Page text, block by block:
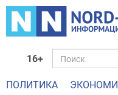
16+
ПОЛИТИКА